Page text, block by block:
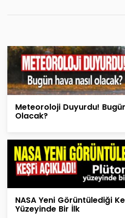
Meteoroloji Duyurdu!
Olacak?
NASA Yeni Görüntülediği
Yüzeyinde Bir İlk